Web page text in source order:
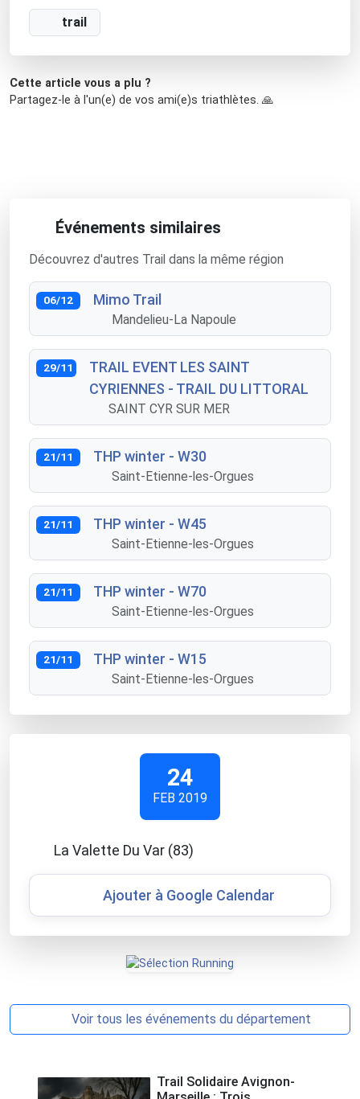
trail
Cette article vous a plu ?
Partagez-le à l'un(e) de vos ami(e)s triathlètes. 🙏
Événements similaires
Découvrez d'autres Trail dans la même région
06/12 Mimo Trail
Mandelieu-La Napoule
29/11
TRAIL EVENT LES SAINT
CYRIENNES - TRAIL DU LITTORAL
SAINT CYR SUR MER
21/11 THP winter - W30
Saint-Etienne-les-Orgues
21/11 THP winter - W45
Saint-Etienne-les-Orgues
21/11 THP winter - W70
Saint-Etienne-les-Orgues
21/11 THP winter - W15
Saint-Etienne-les-Orgues
24
FEB 2019
La Valette Du Var (83)
Ajouter à Google Calendar
Voir tous les événements du département
Trail Solidaire Avignon-